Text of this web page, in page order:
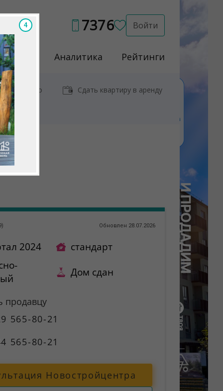
7376 Войти
Услуги Аналитика Рейтинги
у метро Сдать квартиру в аренду
) Обновлен 28.07.2026
2024
стандарт
Дом сдан
продавцу
565-80-21
565-80-21
Новостройцентра
2